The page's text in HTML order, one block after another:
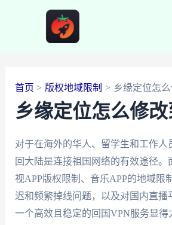
首页 版权地域限制 乡缘定位怎
乡缘定位怎么修改
对于在海外的华人、留学生和工作人
回大陆是连接祖国网络的有效途径。
视APP版权限制、音乐APP的地域限
迟和频繁掉线问题，以及对国内直播
一个高效且稳定的回国VPN服务显得